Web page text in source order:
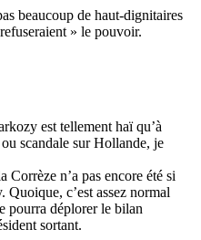
beaucoup de haut-dignitaires
» le pouvoir.
est tellement haï qu’à
scandale sur Hollande, je
Corrèze n’a pas encore été si
Quoique, c’est assez normal
pourra déplorer le bilan
sortant.